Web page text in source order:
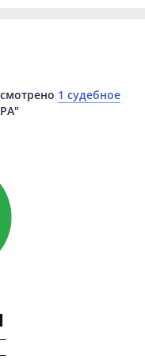
1 судебное